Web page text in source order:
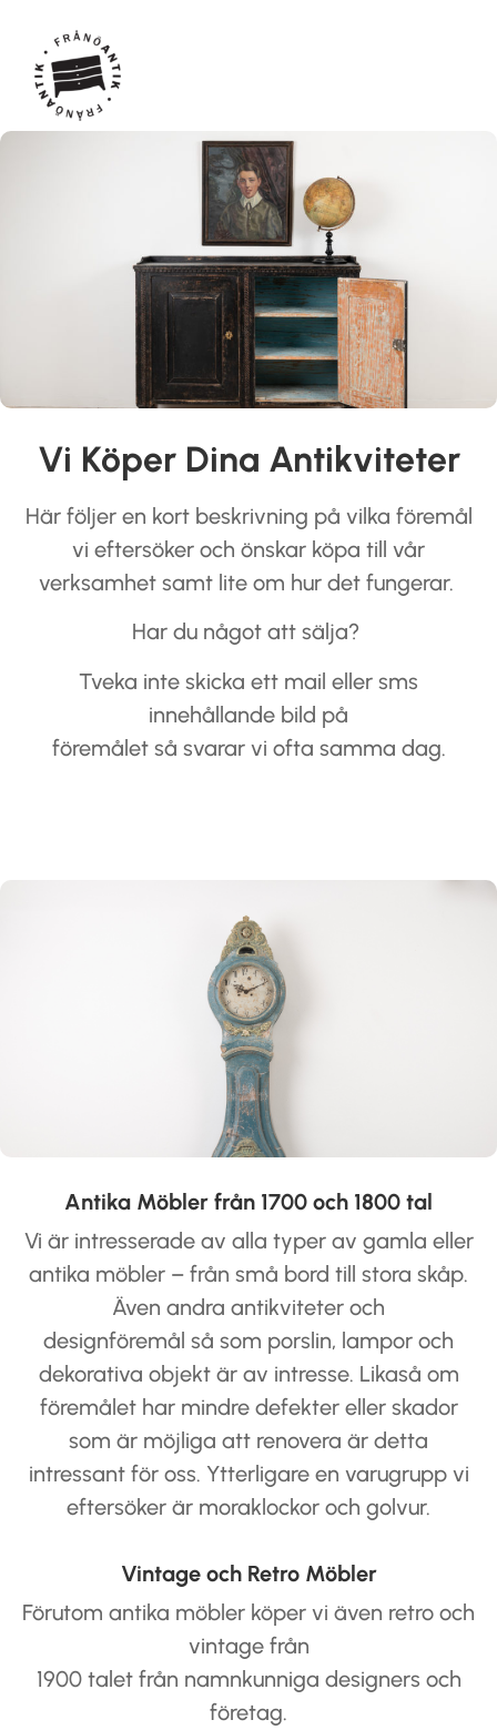
Vi Köper Dina Antikviteter
Här följer en kort beskrivning på vilka föremål
vi eftersöker och önskar köpa till vår
verksamhet samt lite om hur det fungerar.
Har du något att sälja?
Tveka inte skicka ett mail eller sms
innehållande bild på
föremålet så svarar vi ofta samma dag.
Antika Möbler från 1700 och 1800 tal
Vi är intresserade av alla typer av gamla eller
antika möbler – från små bord till stora skåp.
Även andra antikviteter och
designföremål så som porslin, lampor och
dekorativa objekt är av intresse. Likaså om
föremålet har mindre defekter eller skador
som är möjliga att renovera är detta
intressant för oss. Ytterligare en varugrupp vi
eftersöker är moraklockor och golvur.
Vintage och Retro Möbler
Förutom antika möbler köper vi även retro och
vintage från
1900 talet från namnkunniga designers och
företag.